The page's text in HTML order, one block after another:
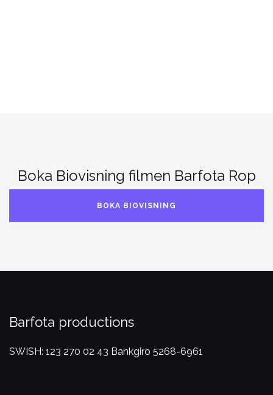
Boka Biovisning filmen Barfota Rop
BOKA BIOVISNING
Barfota productions
SWISH: 123 270 02 43 Bankgiro 5268-6961